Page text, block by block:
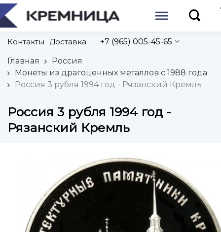
Контакты Доставка +7 (965) 005-45-65
Главная
Россия
Монеты из драгоценных металлов с 1988 года
Россия 3 рубля 1994 год - Рязанский Кремль
Россия 3 рубля 1994 год -
Рязанский Кремль